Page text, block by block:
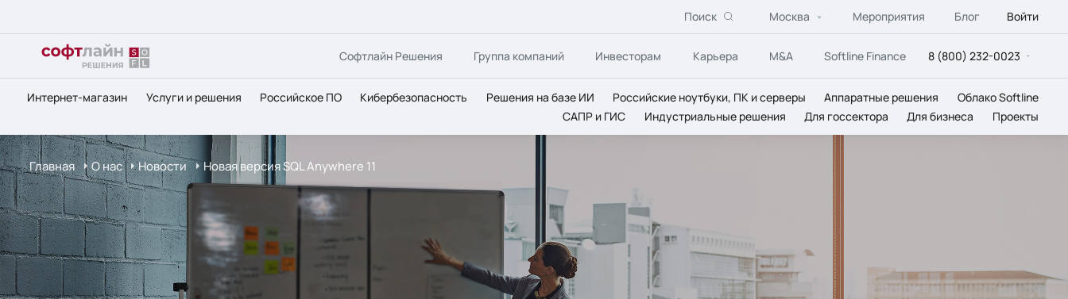
Поиск Москва Мероприятия Блог Войти
Софтлайн Решения Группа компаний Инвесторам Карьера M&A Softline Finance 8 (800) 232-0023
Интернет-магазин Услуги и решения Российское ПО Кибербезопасность Решения на базе ИИ Российские ноутбуки, ПК и серверы Аппаратные решения
Облако Softline
САПР и ГИС
Индустриальные решения Для госсектора Для бизнеса Проекты
Главная О нас Новости Новая версия SQL Anywhere 11